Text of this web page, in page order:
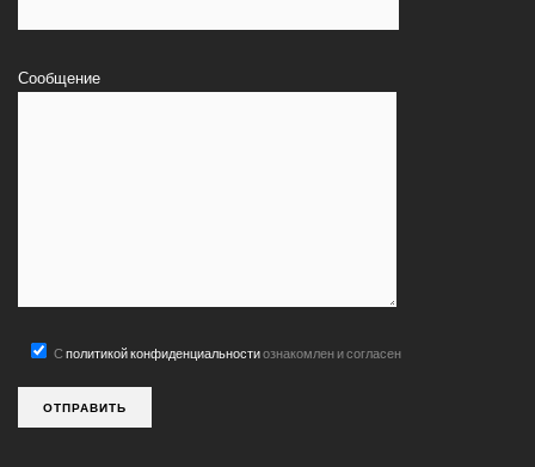
Сообщение
С политикой конфиденциальностиознакомлен и согласен